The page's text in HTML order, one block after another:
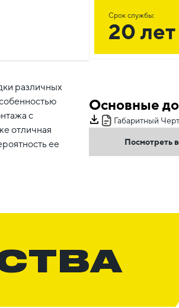
различных
с
отличная
ее
Срок службы:
20 лет
Основные
Габаритный
Посмотреть